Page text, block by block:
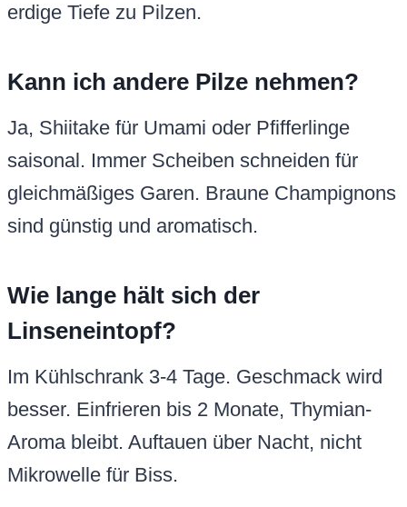
erdige Tiefe zu Pilzen.
Kann ich andere Pilze nehmen?
Ja, Shiitake für Umami oder Pfifferlinge
saisonal. Immer Scheiben schneiden für
gleichmäßiges Garen. Braune Champignons
sind günstig und aromatisch.
Wie lange hält sich der
Linseneintopf?
Im Kühlschrank 3-4 Tage. Geschmack wird
besser. Einfrieren bis 2 Monate, Thymian-
Aroma bleibt. Auftauen über Nacht, nicht
Mikrowelle für Biss.